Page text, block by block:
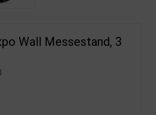
Wall Messestand, 3